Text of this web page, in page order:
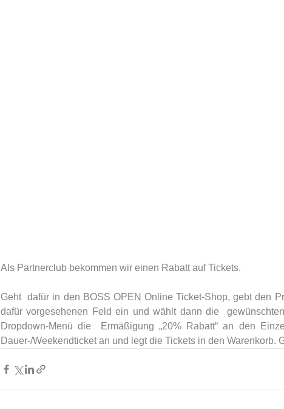
Als Partnerclub bekommen wir einen Rabatt auf Tickets.
Geht  dafür in den BOSS OPEN Online Ticket-Shop, gebt den
dafür vorgesehenen Feld ein und wählt dann die
Dropdown-Menü die  Ermäßigung „20% Rabatt“ an den
Dauer-/Weekendticket an und legt die Tickets in den Warenkorb.